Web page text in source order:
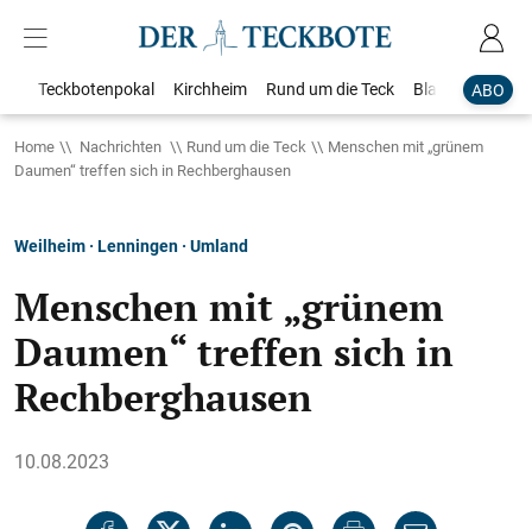
ABO
Teckbotenpokal Kirchheim Rund um die Teck Blaulicht
Home Nachrichten Rund um die Teck
Menschen mit „grünem
Daumen“ treffen sich in Rechberghausen
Weilheim · Lenningen · Umland
Menschen mit „grünem
Daumen“ treffen sich in
Rechberghausen
10.08.2023